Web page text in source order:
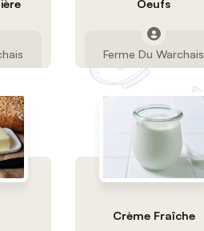
Oeufs
Ferme Du Warchais
Crème Fraîche